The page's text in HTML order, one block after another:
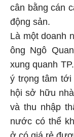
cân bằng cán
động sản.
Là một doanh
ông Ngô
xung quanh
ý trọng tâm
hội sở hữu
và thu nhập
nước có thể
ở có giá rẻ